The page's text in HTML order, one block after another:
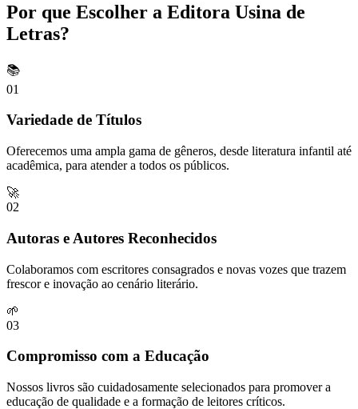
Por que Escolher a Editora Usina de
Letras?
📚
01
Variedade de Títulos
Oferecemos uma ampla gama de gêneros, desde literatura infantil até
acadêmica, para atender a todos os públicos.
🚀
02
Autoras e Autores Reconhecidos
Colaboramos com escritores consagrados e novas vozes que trazem
frescor e inovação ao cenário literário.
🌱
03
Compromisso com a Educação
Nossos livros são cuidadosamente selecionados para promover a
educação de qualidade e a formação de leitores críticos.